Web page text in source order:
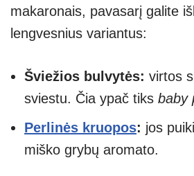
makaronais, pavasarį galite
lengvesnius variantus:
Šviežios bulvytės: virtos
sviestu. Čia ypač tiks baby
Perlinės kruopos: jos
miško grybų aromato.